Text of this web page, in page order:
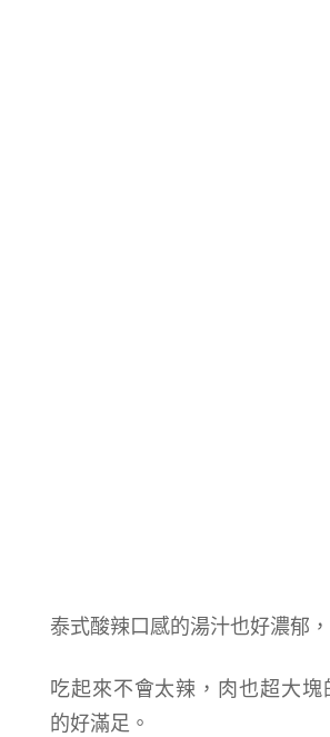
泰式酸辣口感的湯汁也好濃郁
吃起來不會太辣，肉也超大塊
的好滿足。